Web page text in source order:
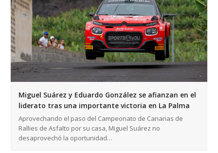
Miguel Suárez y Eduardo González se afianzan en el
liderato tras una importante victoria en La Palma
Aprovechando el paso del Campeonato de Canarias de
Rallies de Asfalto por su casa, Miguel Suárez no
desaprovechó la oportunidad…